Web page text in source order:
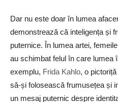
Dar nu este doar în lumea
demonstrează că inteligența și
puternice. În lumea artei,
au schimbat felul în care lumea
exemplu, Frida Kahlo, o
să-și folosească frumusețea și
un mesaj puternic despre